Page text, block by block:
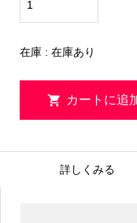
在庫 : 在庫あり
詳しくみる